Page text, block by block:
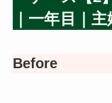
｜一年目｜主
Before